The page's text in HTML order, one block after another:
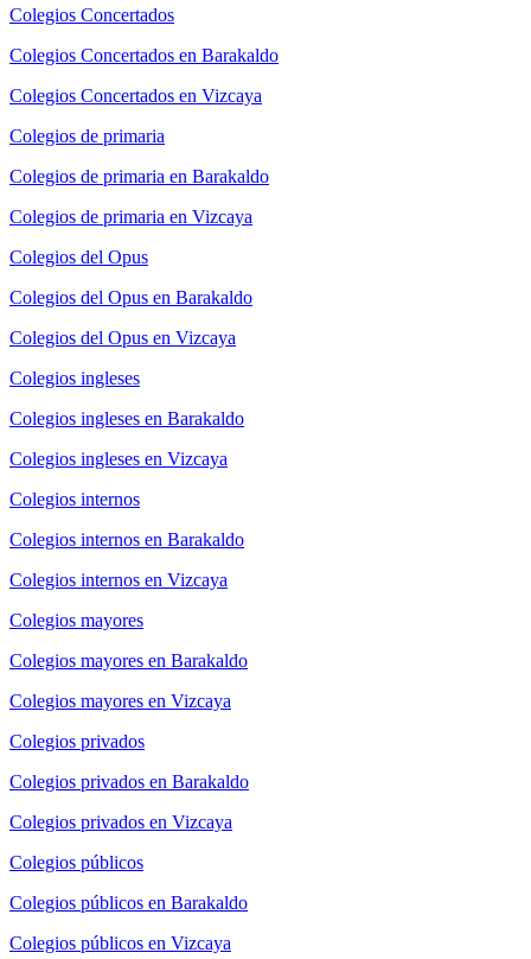
Colegios Concertados
Colegios Concertados en Barakaldo
Colegios Concertados en Vizcaya
Colegios de primaria
Colegios de primaria en Barakaldo
Colegios de primaria en Vizcaya
Colegios del Opus
Colegios del Opus en Barakaldo
Colegios del Opus en Vizcaya
Colegios ingleses
Colegios ingleses en Barakaldo
Colegios ingleses en Vizcaya
Colegios internos
Colegios internos en Barakaldo
Colegios internos en Vizcaya
Colegios mayores
Colegios mayores en Barakaldo
Colegios mayores en Vizcaya
Colegios privados
Colegios privados en Barakaldo
Colegios privados en Vizcaya
Colegios públicos
Colegios públicos en Barakaldo
Colegios públicos en Vizcaya